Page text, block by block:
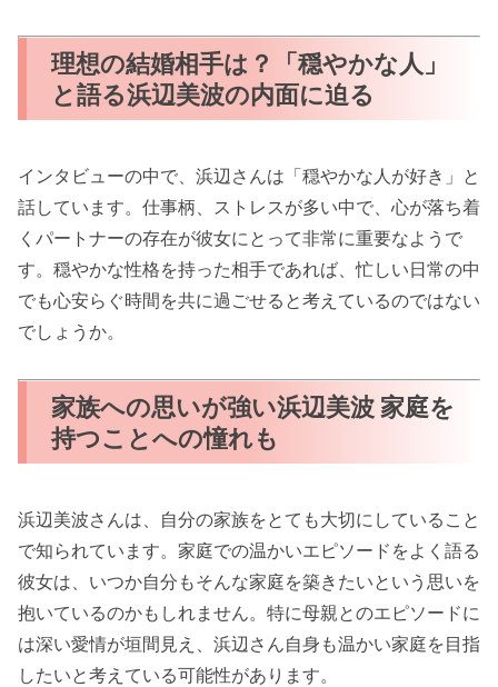
理想の結婚相手は？「穏やかな人」
と語る浜辺美波の内面に迫る
インタビューの中で、浜辺さんは「穏やかな人が好き」と
話しています。仕事柄、ストレスが多い中で、心が落ち着
くパートナーの存在が彼女にとって非常に重要なようで
す。穏やかな性格を持った相手であれば、忙しい日常の中
でも心安らぐ時間を共に過ごせると考えているのではない
でしょうか。
家族への思いが強い浜辺美波 家庭を
持つことへの憧れも
浜辺美波さんは、自分の家族をとても大切にしていること
で知られています。家庭での温かいエピソードをよく語る
彼女は、いつか自分もそんな家庭を築きたいという思いを
抱いているのかもしれません。特に母親とのエピソードに
は深い愛情が垣間見え、浜辺さん自身も温かい家庭を目指
したいと考えている可能性があります。